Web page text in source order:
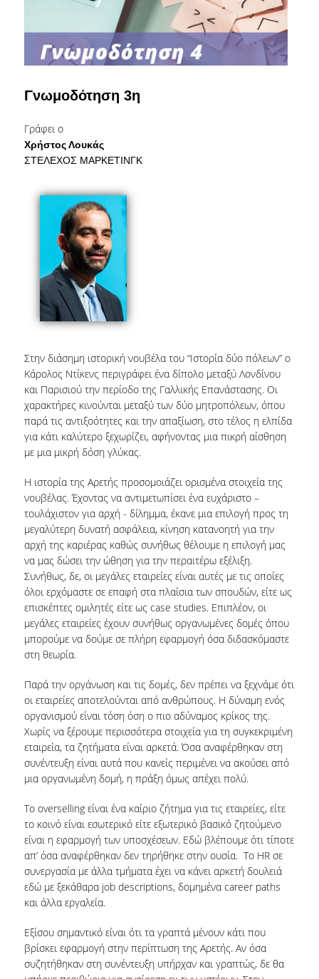
ΤΜΗΜΑ ΠΛΗΡΟΥΣ ΦΟΙΤΗΣΗΣ
ΑΠΟΦΟΙΤΟΙ
ΑΠΟΦΟΙΤΗΣΗ
ΣΥΛΛΟΓΟΣ ΑΠΟΦΟΙΤΩΝ
HR STORIES
ΕΡΕΥΝΑ
ΕΡΓΑΣΤΗΡΙΟ ΔΑΔ
HR CASE STUDY SERIES
ΣΥΝΕΙΣΦΕΡΟΝΤΑΣ ΣΤΗΝ ΕΡΕΥΝΑ
ΠΡΟΣΩΠΙΚΟ
ΜΕΛΗ Ε.ΔΙ.Π.
ΕΞΩΤΕΡΙΚΟΙ ΣΥΝΕΡΓΑΤΕΣ
ΔΙΟΙΚΗΤΙΚΗ ΥΠΟΣΤΗΡΙΞΗ
HR ΔΡΑΣΤΗΡΙΟΤΗΤΕΣ
ONBOARDING
ΠΡΑΚΤΙΚΗ ΑΣΚΗΣΗ
ΑΠΟ ΤΗ ΘΕΩΡΙΑ ΣΤΗΝ ΠΡΑΞΗ
ΣΥΝΕΔΡΙΑ - ΗΜΕΡΙΔΕΣ
ΘΕΡΙΝΟ ΕΡΓΑΣΤΗΡΙΟ ΑΝΑΠΤΥΞΗΣ ΔΕΞΙΟΤΗΤΩΝ ΔΑΔ
ΣΥΖΗΤΩΝΤΑΣ ΜΕ ΣΤΕΛΕΧΗ HR
HR ISSUES
ΔΙΑΚΡΙΣΕΙΣ
ΔΙΑΚΡΙΣΕΙΣ ΤΟΥ ΜΠΣ
ΔΙΑΣΦΑΛΙΣΗ ΠΟΙΟΤΗΤΑΣ
Γνωμοδότηση 3η
Γράφει ο
Χρήστος Λουκάς
ΣΤΕΛΕΧΟΣ ΜΑΡΚΕΤΙΝΓΚ
Στην διάσημη ιστορική νουβέλα του “Ιστορία δύο πόλεων” ο
Κάρολος Ντίκενς περιγράφει ένα δίπολο μεταξύ Λονδίνου
και Παρισιού την περίοδο της Γαλλικής Επανάστασης. Οι
χαρακτήρες κινούνται μεταξύ των δύο μητροπόλεων, όπου
παρά τις αντιξοότητες και την απαξίωση, στο τέλος η ελπίδα
για κάτι καλύτερο ξεχωρίζει, αφήνοντας μια πικρή αίσθηση
με μια μικρή δόση γλύκας.
Η ιστορία της Αρετής προσομοιάζει ορισμένα στοιχεία της
νουβέλας. Έχοντας να αντιμετωπίσει ένα ευχάριστο –
τουλάχιστον για αρχή - δίλημμα, έκανε μια επιλογή προς τη
μεγαλύτερη δυνατή ασφάλεια, κίνηση κατανοητή για την
αρχή της καριέρας καθώς συνήθως θέλουμε η επιλογή μας
να μας δώσει την ώθηση για την περαιτέρω εξέλιξη.
Συνήθως, δε, οι μεγάλες εταιρείες είναι αυτές με τις οποίες
όλοι ερχόμαστε σε επαφή στα πλαίσια των σπουδών, είτε ως
επισκέπτες ομιλητές είτε ως case studies. Επιπλέον, οι
μεγάλες εταιρείες έχουν συνήθως οργανωμένες δομές όπου
μπορούμε να δούμε σε πλήρη εφαρμογή όσα διδασκόμαστε
στη θεωρία.
Παρά την οργάνωση και τις δομές, δεν πρέπει να ξεχνάμε ότι
οι εταιρείες αποτελούνται από ανθρώπους. Η δύναμη ενός
οργανισμού είναι τόση όση ο πιο αδύναμος κρίκος της.
Χωρίς να ξέρουμε περισσότερα στοιχεία για τη συγκεκριμένη
εταιρεία, τα ζητήματα είναι αρκετά. Όσα αναφέρθηκαν στη
συνέντευξη είναι αυτά που κανείς περιμένει να ακούσει από
μια οργανωμένη δομή, η πράξη όμως απέχει πολύ.
Το overselling είναι ένα καίριο ζήτημα για τις εταιρείες, είτε
το κοινό είναι εσωτερικό είτε εξωτερικό βασικό ζητούμενο
είναι η εφαρμογή των υποσχέσεων. Εδώ βλέπουμε ότι τίποτε
απ’ όσα αναφέρθηκαν δεν τηρήθηκε στην ουσία. Το HR σε
συνεργασία με άλλα τμήματα έχει να κάνει αρκετή δουλειά
εδώ με ξεκάθαρα job descriptions, δομημένα career paths
και άλλα εργαλεία.
Εξίσου σημαντικό είναι ότι τα γραπτά μένουν κάτι που
βρίσκει εφαρμογή στην περίπτωση της Αρετής. Αν όσα
συζητήθηκαν στη συνέντευξη υπήρχαν και γραπτώς, δε θα